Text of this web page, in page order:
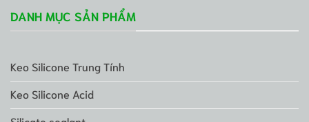
DANH MỤC SẢN PHẨM
Keo Silicone Trung Tính
Keo Silicone Acid